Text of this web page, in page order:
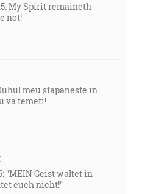
My Spirit remaineth
not!
meu stapaneste in
va temeti!
"MEIN Geist waltet in
euch nicht!"